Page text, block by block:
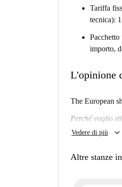
Tariffa
tecnica):
Pacchetto
importo,
L'opinione
The European
Perché voglio
Mi piacerà qui?
Dipende.
Vedere di più keyboard_arrow_down
Altre stanze